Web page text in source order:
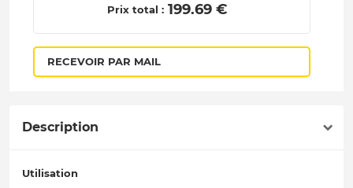
Prix total : 199.69 €
RECEVOIR PAR MAIL
Description
Utilisation